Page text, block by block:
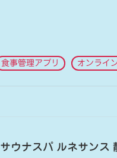
食事管理アプリ オンライ
サウナスパ ルネサンス